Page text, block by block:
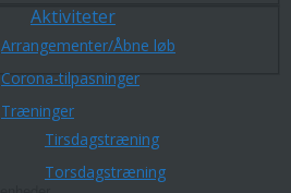
Aktiviteter
Arrangementer/Åbne løb
Corona-tilpasninger
Træninger
Tirsdagstræning
Torsdagstræning